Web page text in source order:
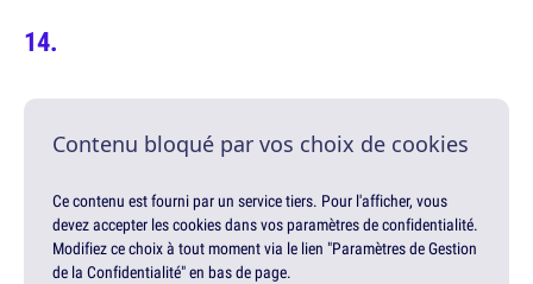
Contenu bloqué par vos choix de cookies
Ce contenu est fourni par un service tiers. Pour l'afficher, vous
devez accepter les cookies dans vos paramètres de confidentialité.
Modifiez ce choix à tout moment via le lien "Paramètres de Gestion
de la Confidentialité" en bas de page.